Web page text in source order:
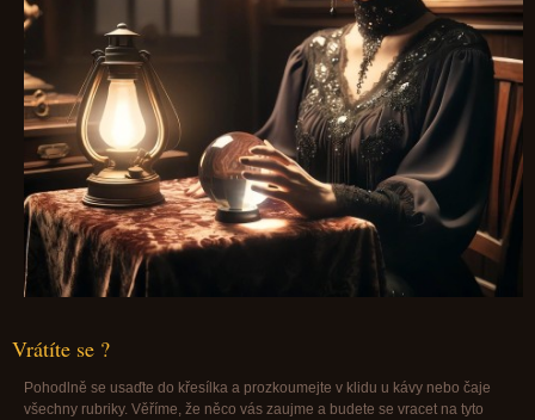
Vrátíte se ?
Pohodlně se usaďte do křesílka a prozkoumejte v klidu u kávy nebo čaje
všechny rubriky. Věříme, že něco vás zaujme a budete se vracet na tyto